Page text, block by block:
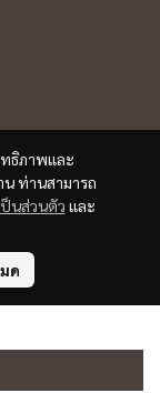
ธิภาพและ
ท่านสามารถ
นส่วนตัว และ
ด